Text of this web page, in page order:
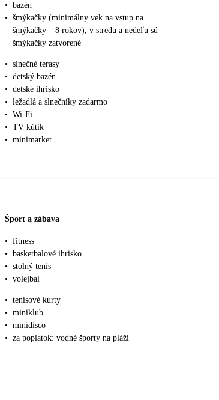
• bazén
• šmýkačky (minimálny vek na vstup na
šmýkačky – 8 rokov), v stredu a nedeľu sú
šmýkačky zatvorené
• slnečné terasy
• detský bazén
• detské ihrisko
• ležadlá a slnečníky zadarmo
• Wi-Fi
• TV kútik
• minimarket
Šport a zábava
• fitness
• basketbalové ihrisko
• stolný tenis
• volejbal
• tenisové kurty
• miniklub
• minidisco
• za poplatok: vodné športy na pláži